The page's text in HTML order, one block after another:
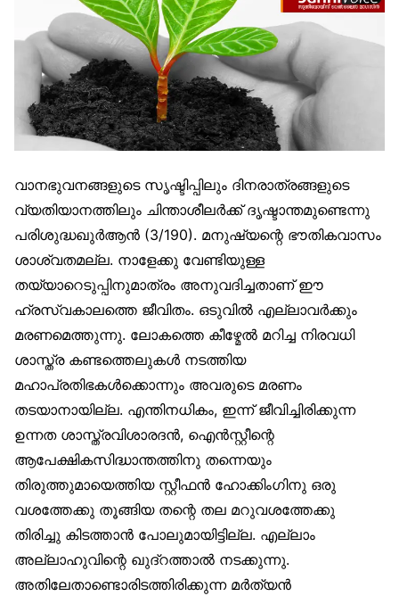
വാനഭുവനങ്ങളുടെ സൃഷ്ടിപ്പിലും ദിനരാത്രങ്ങളുടെ
വ്യതിയാനത്തിലും ചിന്താശീലര്‍ക്ക് ദൃഷ്ടാന്തമുണ്ടെന്നു
പരിശുദ്ധഖുര്‍ആന്‍ (3/190). മനുഷ്യന്റെ ഭൗതികവാസം
ശാശ്വതമല്ല. നാളേക്കു വേണ്ടിയുള്ള
തയ്യാറെടുപ്പിനുമാത്രം അനുവദിച്ചതാണ് ഈ
ഹ്രസ്വകാലത്തെ ജീവിതം. ഒടുവില്‍ എല്ലാവര്‍ക്കും
മരണമെത്തുന്നു. ലോകത്തെ കീഴ്മേല്‍ മറിച്ച നിരവധി
ശാസ്ത്ര കണ്ടത്തെലുകള്‍ നടത്തിയ
മഹാപ്രതിഭകള്‍ക്കൊന്നും അവരുടെ മരണം
തടയാനായില്ല. എന്തിനധികം, ഇന്ന് ജീവിച്ചിരിക്കുന്ന
ഉന്നത ശാസ്ത്രവിശാരദന്‍, ഐന്‍സ്റ്റീന്റെ
ആപേക്ഷികസിദ്ധാന്തത്തിനു തന്നെയും
തിരുത്തുമായെത്തിയ സ്റ്റീഫന്‍ ഹോക്കിംഗിനു ഒരു
വശത്തേക്കു തൂങ്ങിയ തന്റെ തല മറുവശത്തേക്കു
തിരിച്ചു കിടത്താന്‍ പോലുമായിട്ടില്ല. എല്ലാം
അല്ലാഹുവിന്റെ ഖുദ്റത്താല്‍ നടക്കുന്നു.
അതിലേതാണ്ടൊരിടത്തിരിക്കുന്ന മര്‍ത്യന്‍